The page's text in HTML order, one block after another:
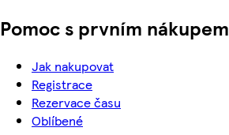
Pomoc s prvním nákupem
Jak nakupovat
Registrace
Rezervace času
Oblíbené